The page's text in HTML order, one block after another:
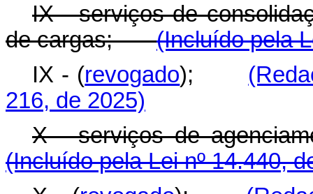
IX - serviços de
de cargas;(Incluído pela
IX - (revogado);
216, de 2025)
X - serviços de
(Incluído pela Lei nº 14.440,